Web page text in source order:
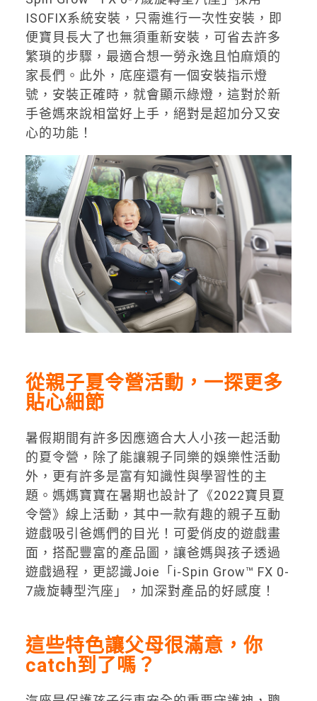
ISOFIX系統安裝，只需進行一次性安裝，即
便寶貝長大了也無須重新安裝，可省去許多
繁瑣的步驟，最適合想一勞永逸且怕麻煩的
家長們。此外，底座還有一個安裝指示燈
號，安裝正確時，就會顯示綠燈，這對於新
手爸媽來說相當好上手，絕對是超加分又安
心的功能！
從親子夏令營活動，一探更多
貼心細節
暑假期間有許多因應適合大人小孩一起活動
的夏令營，除了能讓親子同樂的娛樂性活動
外，更有許多是富有知識性與學習性的主
題。媽媽寶寶在暑期也設計了《2022寶貝夏
令營》線上活動，其中一款有趣的親子互動
遊戲吸引爸媽們的目光！可愛俏皮的遊戲畫
面，搭配豐富的產品圖，讓爸媽與孩子透過
遊戲過程，更認識Joie「i-Spin Grow™ FX 0-
7歲旋轉型汽座」，加深對產品的好感度！
這些特色讓父母很滿意，你
catch到了嗎？